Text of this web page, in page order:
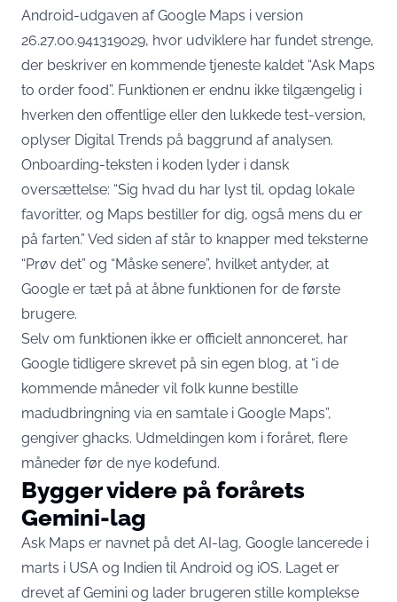
Android-udgaven af Google Maps i version
26.27.00.941319029, hvor udviklere har fundet strenge,
der beskriver en kommende tjeneste kaldet “Ask Maps
to order food”. Funktionen er endnu ikke tilgængelig i
hverken den offentlige eller den lukkede test-version,
oplyser Digital Trends på baggrund af analysen.
Onboarding-teksten i koden lyder i dansk
oversættelse: “Sig hvad du har lyst til, opdag lokale
favoritter, og Maps bestiller for dig, også mens du er
på farten.” Ved siden af står to knapper med teksterne
“Prøv det” og “Måske senere”, hvilket antyder, at
Google er tæt på at åbne funktionen for de første
brugere.
Selv om funktionen ikke er officielt annonceret, har
Google tidligere skrevet på sin egen blog, at “i de
kommende måneder vil folk kunne bestille
madudbringning via en samtale i Google Maps”,
gengiver ghacks. Udmeldingen kom i foråret, flere
måneder før de nye kodefund.
Bygger videre på forårets
Gemini-lag
Ask Maps er navnet på det AI-lag, Google lancerede i
marts i USA og Indien til Android og iOS. Laget er
drevet af Gemini og lader brugeren stille komplekse